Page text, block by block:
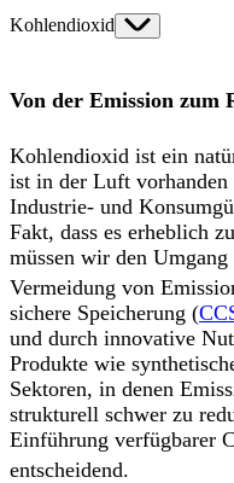
Kohlendioxid
Von der Emission zum
Kohlendioxid ist ein
ist in der Luft
Industrie- und
Fakt, dass es erheblich
müssen wir den
Vermeidung von
sichere Speicherung (
und durch innovative
Produkte wie
Sektoren, in denen
strukturell schwer zu
Einführung verfügbarer
entscheidend.